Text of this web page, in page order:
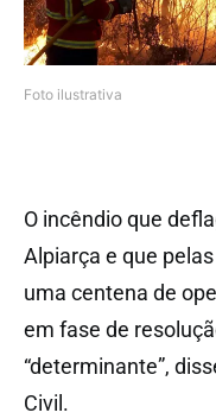
Foto ilustrativa
O incêndio que
Alpiarça e que
uma centena de
em fase de
“determinante”,
Civil.